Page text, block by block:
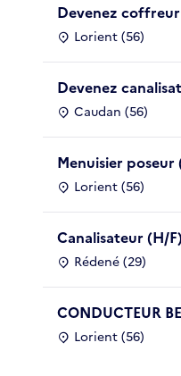
Devenez
Lorient (56)
Devenez
Caudan (56)
Menuisier poseur
Lorient (56)
Canalisateur (H/F)
Rédené (29)
CONDUCTEUR
Lorient (56)